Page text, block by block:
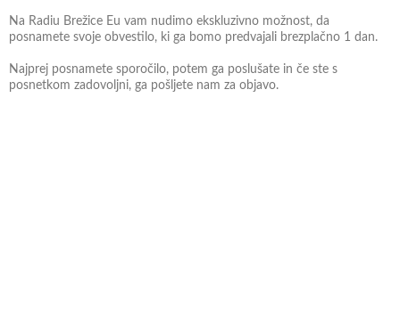
Na Radiu Brežice Eu vam nudimo ekskluzivno možnost, da
posnamete svoje obvestilo, ki ga bomo predvajali brezplačno 1 dan.
Najprej posnamete sporočilo, potem ga poslušate in če ste s
posnetkom zadovoljni, ga pošljete nam za objavo.